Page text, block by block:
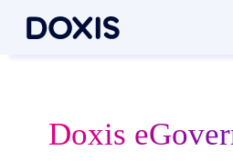
Doxis